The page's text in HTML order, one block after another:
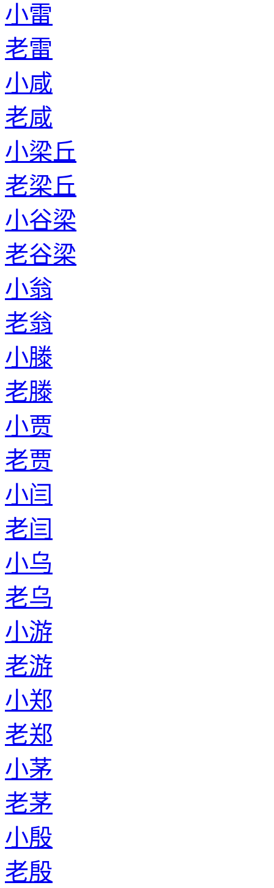
小雷
老雷
小咸
老咸
小梁丘
老梁丘
小谷梁
老谷梁
小翁
老翁
小滕
老滕
小贾
老贾
小闫
老闫
小乌
老乌
小游
老游
小郑
老郑
小茅
老茅
小殷
老殷